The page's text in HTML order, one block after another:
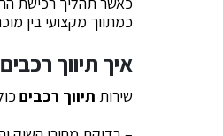
כמתווך מקצועי בין
איך תיווך
שירות תיווך רכבים